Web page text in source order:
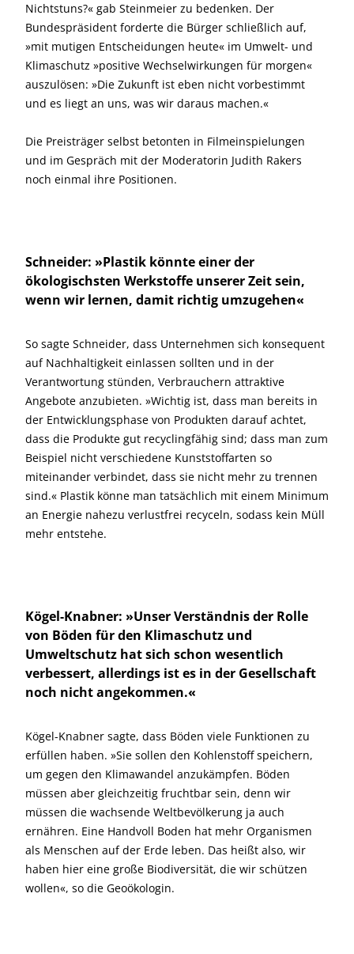
Nichtstuns?« gab Steinmeier zu bedenken. Der
Bundespräsident forderte die Bürger schließlich auf,
»mit mutigen Entscheidungen heute« im Umwelt- und
Klimaschutz »positive Wechselwirkungen für morgen«
auszulösen: »Die Zukunft ist eben nicht vorbestimmt
und es liegt an uns, was wir daraus machen.«
Die Preisträger selbst betonten in Film­einspielungen
und im Gespräch mit der Moderatorin Judith Rakers
noch einmal ihre Positionen.
Schneider: »Plastik könnte einer der
ökologischsten Werkstoffe unserer Zeit sein,
wenn wir lernen, damit richtig umzugehen«
So sagte Schneider, dass Unternehmen sich konsequent
auf Nachhaltigkeit einlassen sollten und in der
Verantwortung stünden, Verbrauchern attraktive
Angebote anzubieten. »Wichtig ist, dass man bereits in
der Entwicklungsphase von Produkten darauf achtet,
dass die Produkte gut recyclingfähig sind; dass man zum
Beispiel nicht verschiedene Kunststoffarten so
miteinander verbindet, dass sie nicht mehr zu trennen
sind.« Plastik könne man tatsächlich mit einem Minimum
an Energie nahezu verlustfrei recyceln, sodass kein Müll
mehr entstehe.
Kögel-Knabner: »Unser Verständnis der Rolle
von Böden für den Klimaschutz und
Umweltschutz hat sich schon wesentlich
verbessert, allerdings ist es in der Gesellschaft
noch nicht angekommen.«
Kögel-Knabner sagte, dass Böden viele Funktionen zu
erfüllen haben. »Sie sollen den Kohlenstoff speichern,
um gegen den Klimawandel anzukämpfen. Böden
müssen aber gleichzeitig fruchtbar sein, denn wir
müssen die wachsende Weltbevölkerung ja auch
ernähren. Eine Handvoll Boden hat mehr Organismen
als Menschen auf der Erde leben. Das heißt also, wir
haben hier eine große Biodiversität, die wir schützen
wollen«, so die Geoökologin.